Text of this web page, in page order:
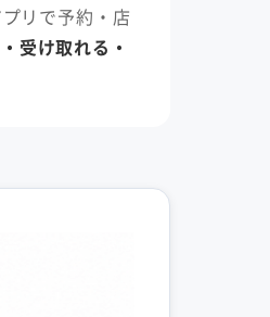
リで予約・店
受け取れる・